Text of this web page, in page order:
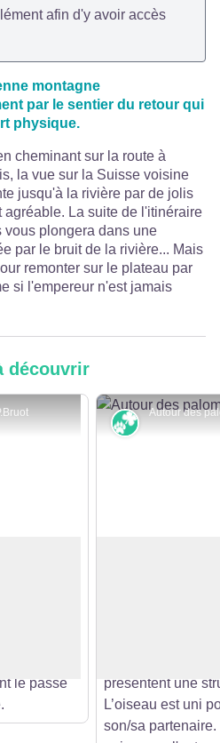
afin d'y avoir accès
montagne
par le sentier du retour qui
physique.
cheminant sur la route à
la vue sur la Suisse voisine
jusqu'à la rivière par de jolis
agréable. La suite de l'itinéraire
plongera dans une
par le bruit de la rivière... Mais
remonter sur le plateau par
si l'empereur n'est jamais
découvrir
le passé
Faune et
présentent une
L’oiseau est uni
son/sa partenaire.